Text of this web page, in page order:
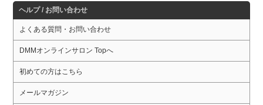
ヘルプ / お問い合わせ
よくある質問・お問い合わせ
DMMオンラインサロン Topへ
初めての方はこちら
メールマガジン